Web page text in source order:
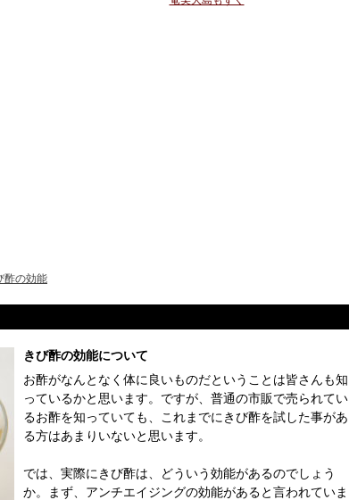
酢の効能
きび酢の効能について
お酢がなんとなく体に良いものだということは皆さんも知
っているかと思います。ですが、普通の市販で売られてい
るお酢を知っていても、これまでにきび酢を試した事があ
る方はあまりいないと思います。
では、実際にきび酢は、どういう効能があるのでしょう
か。まず、アンチエイジングの効能があると言われていま